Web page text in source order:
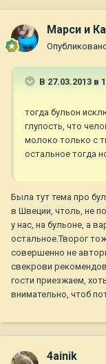
Марси и
В 27.03.2013 в
тогда бульон
глупость, что
молоко только с
остальное тогда
Была тут тема про
в Швеции, чтоль, не
у нас, на бульоне, а
остальное.Творог
совершенно не
свекрови
гости приезжаем,
внимательно, чтоб
4ainik